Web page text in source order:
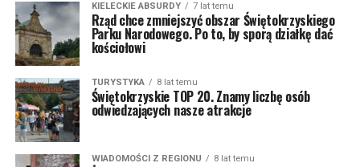
KIELECKIE ABSURDY 7 lat temu
Rząd chce zmniejszyć obszar Świętokrzyskiego
Parku Narodowego. Po to, by sporą działkę dać
kościołowi
TURYSTYKA 8 lat temu
Świętokrzyskie TOP 20. Znamy liczbę osób
odwiedzających nasze atrakcje
WIADOMOŚCI Z REGIONU 8 lat temu